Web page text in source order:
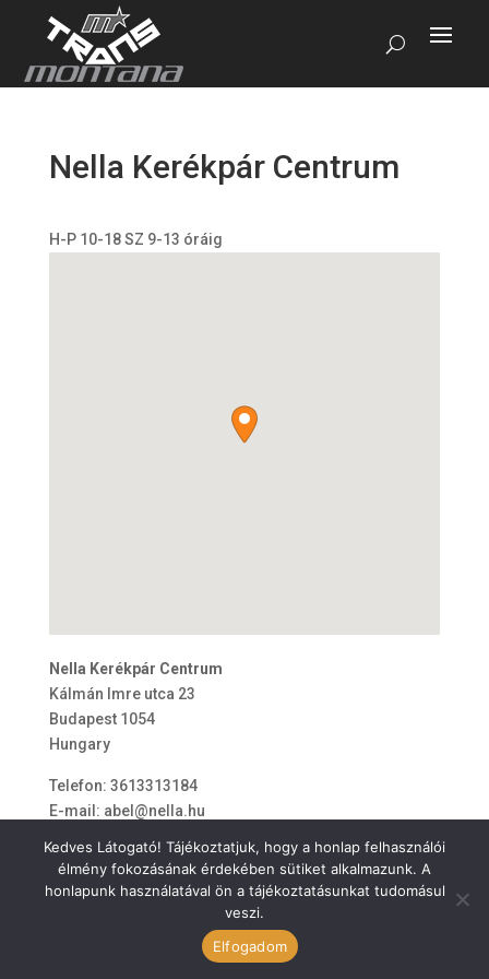
Nella Kerékpár Centrum
H-P 10-18 SZ 9-13 óráig
Nella Kerékpár Centrum
Kálmán Imre utca 23
Budapest 1054
Hungary
Telefon: 3613313184
E-mail: abel@nella.hu
ÁSZF
Kedves Látogató! Tájékoztatjuk, hogy a honlap felhasználói
élmény fokozásának érdekében sütiket alkalmazunk. A
honlapunk használatával ön a tájékoztatásunkat tudomásul
veszi.
Elfogadom